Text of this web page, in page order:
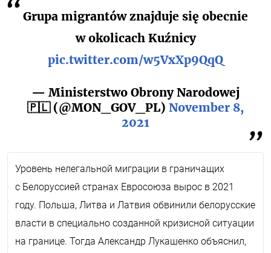
Grupa migrantów znajduje się obecnie
w okolicach Kuźnicy
pic.twitter.com/w5VxXp9QqQ
— Ministerstwo Obrony Narodowej
🇵🇱 (@MON_GOV_PL) November 8,
2021
Уровень нелегальной миграции в граничащих
с Белоруссией странах Евросоюза вырос в 2021
году. Польша, Литва и Латвия обвинили белорусские
власти в специально созданной кризисной ситуации
на границе. Тогда Александр Лукашенко объяснил,